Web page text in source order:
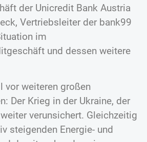
der Unicredit Bank Austria
Vertriebsleiter der bank99
im
und dessen weitere
vor weiteren großen
Der Krieg in der Ukraine, der
verunsichert. Gleichzeitig
steigenden Energie- und